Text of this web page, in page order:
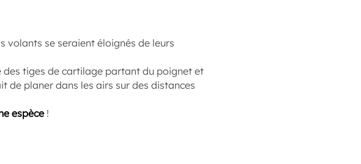
volants se seraient éloignés de leurs
tiges de cartilage partant du poignet et
de planer dans les airs sur des distances
espèce!